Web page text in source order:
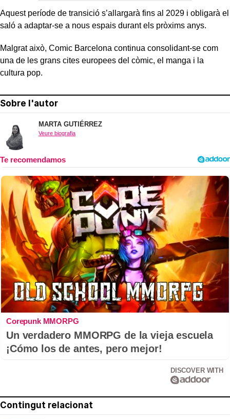
Aquest període de transició s’allargarà fins al 2029 i obligarà el
saló a adaptar-se a nous espais durant els pròxims anys.
Malgrat això, Comic Barcelona continua consolidant-se com
una de les grans cites europees del còmic, el manga i la
cultura pop.
Sobre l'autor
MARTA GUTIÉRREZ
Veure biografia
Corepunk MMORPG
Un verdadero MMORPG de la vieja escuela
¡Cómo los de antes, pero mejor!
DISCOVER WITH
Contingut relacionat